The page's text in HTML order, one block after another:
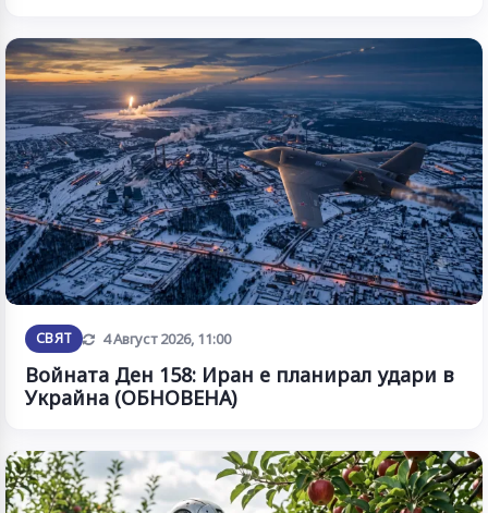
СВЯТ Обновена
4 Август 2026, 11:00
Войната Ден 158: Иран е планирал удари в
Украйна (ОБНОВЕНА)